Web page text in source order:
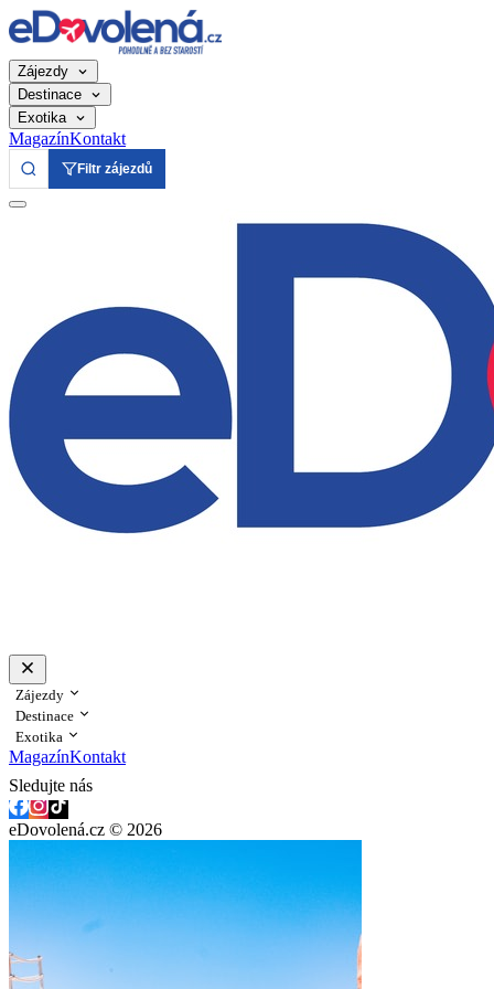
Zájezdy
Destinace
Exotika
MagazínKontakt
Filtr zájezdů
Zájezdy
Destinace
Exotika
MagazínKontakt
Sledujte nás
eDovolená.cz © 2026